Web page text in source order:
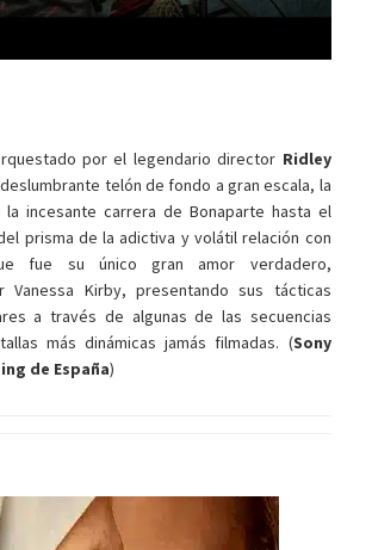
por el legendario director Ridley
telón de fondo a gran escala, la
la incesante carrera de Bonaparte hasta el
prisma de la adictiva y volátil relación con
fue su único gran amor verdadero,
Vanessa Kirby, presentando sus tácticas
a través de algunas de las secuencias
más dinámicas jamás filmadas. (Sony
de España)